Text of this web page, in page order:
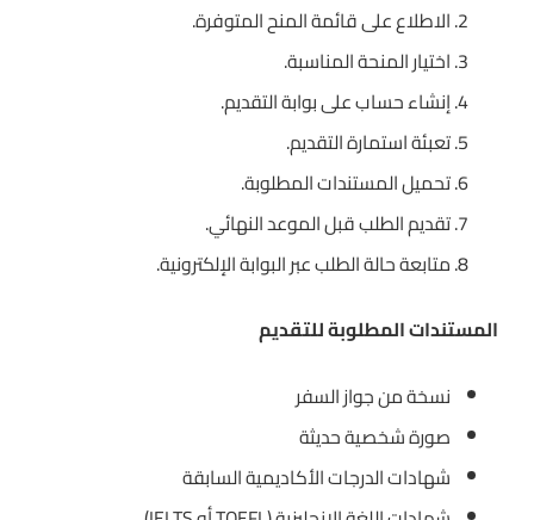
الاطلاع على قائمة المنح المتوفرة.
اختيار المنحة المناسبة.
إنشاء حساب على بوابة التقديم.
تعبئة استمارة التقديم.
تحميل المستندات المطلوبة.
تقديم الطلب قبل الموعد النهائي.
متابعة حالة الطلب عبر البوابة الإلكترونية.
المستندات المطلوبة للتقديم
نسخة من جواز السفر
صورة شخصية حديثة
شهادات الدرجات الأكاديمية السابقة